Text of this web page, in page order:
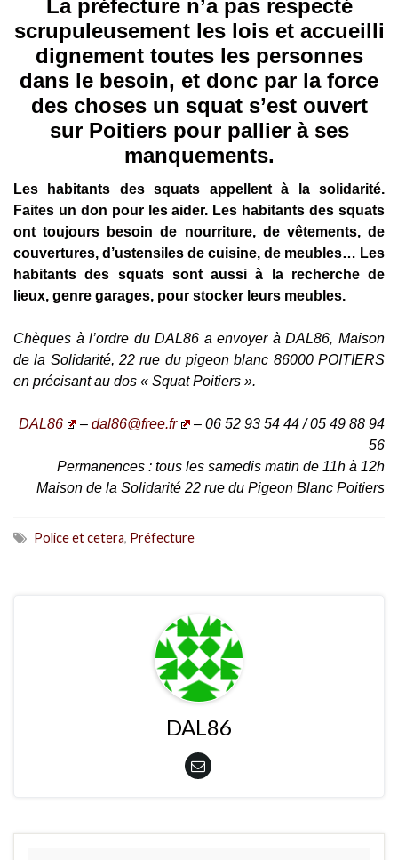
La préfecture n’a pas respecté
scrupuleusement les lois et accueilli
dignement toutes les personnes
dans le besoin, et donc par la force
des choses un squat s’est ouvert
sur Poitiers pour pallier à ses
manquements.
Les habitants des squats appellent à la solidarité.
Faites un don pour les aider. Les habitants des squats
ont toujours besoin de nourriture, de vêtements, de
couvertures, d’ustensiles de cuisine, de meubles… Les
habitants des squats sont aussi à la recherche de
lieux, genre garages, pour stocker leurs meubles.
Chèques à l’ordre du DAL86 a envoyer à DAL86, Maison
de la Solidarité, 22 rue du pigeon blanc 86000 POITIERS
en précisant au dos « Squat Poitiers ».
DAL86 – dal86@free.fr
– 06 52 93 54 44 / 05 49 88 94
56
Permanences : tous les samedis matin de 11h à 12h
Maison de la Solidarité 22 rue du Pigeon Blanc Poitiers
Police et cetera, Préfecture
DAL86